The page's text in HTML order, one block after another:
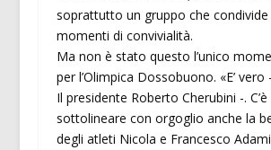
soprattutto un gruppo che condivide
momenti di convivialità.
Ma non è stato questo l’unico
per l’Olimpica Dossobuono. «E’
Il presidente Roberto Cherubini -. C’è
sottolineare con orgoglio anche la
degli atleti Nicola e Francesco